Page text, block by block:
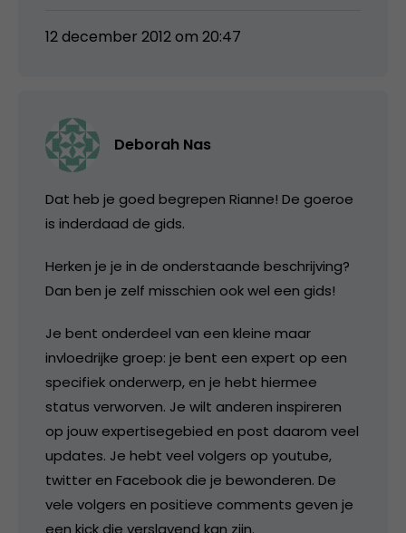
12 december 2012 om 20:47
Deborah Nas
Dat heb je goed begrepen Rianne! De goeroe
is inderdaad de gids.
Herken je je in de onderstaande beschrijving?
Dan ben je zelf misschien ook wel een gids!
Je bent onderdeel van een kleine maar
invloedrijke groep: je bent een expert op een
specifiek onderwerp, en je hebt hiermee
status verworven. Je wilt anderen inspireren
op jouw expertisegebied en post daarom veel
updates. Je hebt veel volgers op youtube,
twitter en Facebook die je bewonderen. De
vele volgers en positieve comments geven je
een kick die verslavend kan zijn.